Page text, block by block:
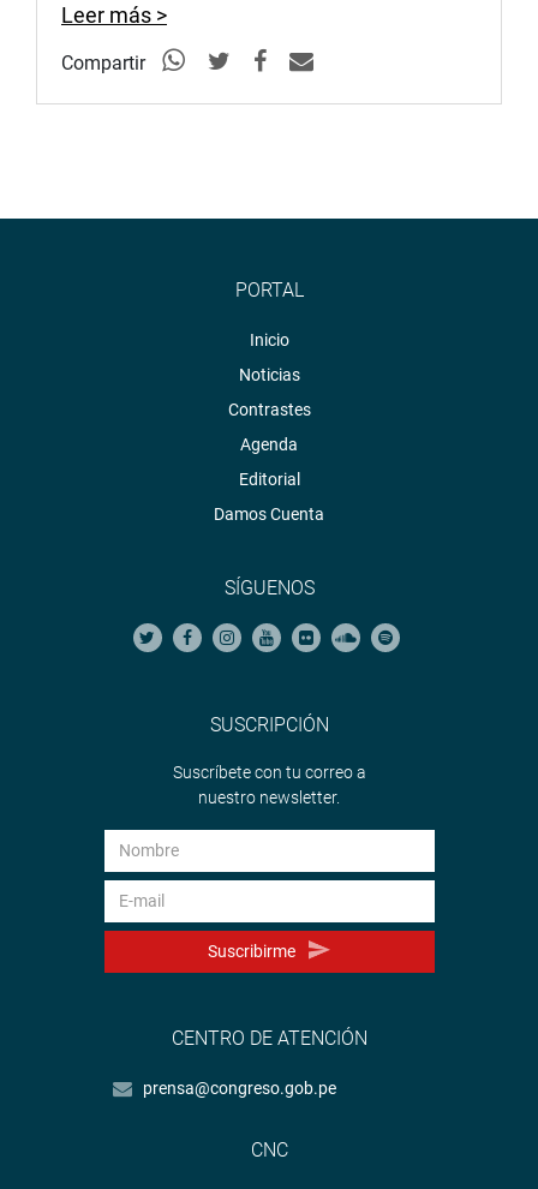
Leer más >
Compartir
PORTAL
Inicio
Noticias
Contrastes
Agenda
Editorial
Damos Cuenta
SÍGUENOS
SUSCRIPCIÓN
Suscríbete con tu correo a
nuestro newsletter.
Suscribirme
CENTRO DE ATENCIÓN
prensa@congreso.gob.pe
CNC